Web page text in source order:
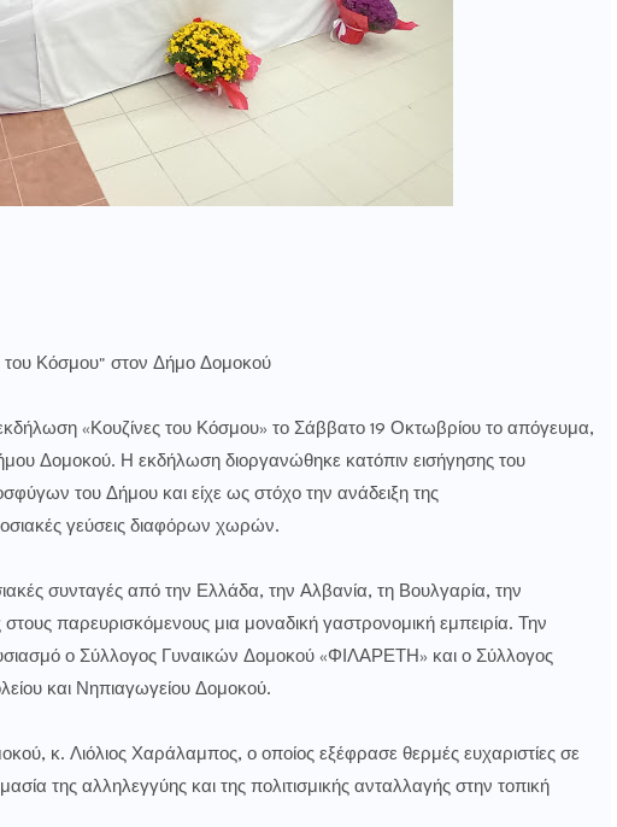
του Κόσμου" στον Δήμο Δομοκού
«Κουζίνες του Κόσμου» το Σάββατο 19 Οκτωβρίου το απόγευμα,
Δομοκού. Η εκδήλωση διοργανώθηκε κατόπιν εισήγησης του
του Δήμου και είχε ως στόχο την ανάδειξη της
γεύσεις διαφόρων χωρών.
συνταγές από την Ελλάδα, την Αλβανία, τη Βουλγαρία, την
παρευρισκόμενους μια μοναδική γαστρονομική εμπειρία. Την
ο Σύλλογος Γυναικών Δομοκού «ΦΙΛΑΡΕΤΗ» και ο Σύλλογος
και Νηπιαγωγείου Δομοκού.
κ. Λιόλιος Χαράλαμπος, ο οποίος εξέφρασε θερμές ευχαριστίες σε
της αλληλεγγύης και της πολιτισμικής ανταλλαγής στην τοπική